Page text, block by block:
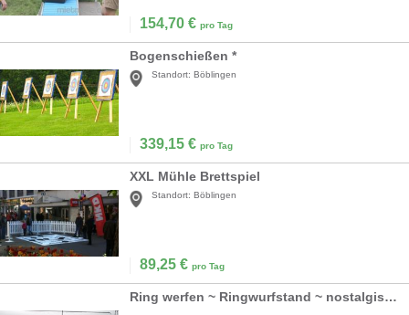
154,70 € pro Tag
Bogenschießen *
Standort: Böblingen
339,15 € pro Tag
XXL Mühle Brettspiel
Standort: Böblingen
89,25 € pro Tag
Ring werfen ~ Ringwurfstand ~ nostalgisch